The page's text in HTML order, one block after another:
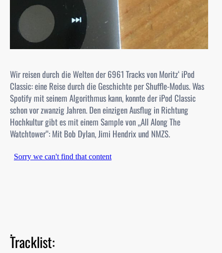
Wir reisen durch die Welten der 6961 Tracks von Moritz‘ iPod
Classic: eine Reise durch die Geschichte per Shuffle-Modus. Was
Spotify mit seinem Algorithmus kann, konnte der iPod Classic
schon vor zwanzig Jahren. Den einzigen Ausflug in Richtung
Hochkultur gibt es mit einem Sample von „All Along The
Watchtower“: Mit Bob Dylan, Jimi Hendrix und NMZS.
.
Tracklist: